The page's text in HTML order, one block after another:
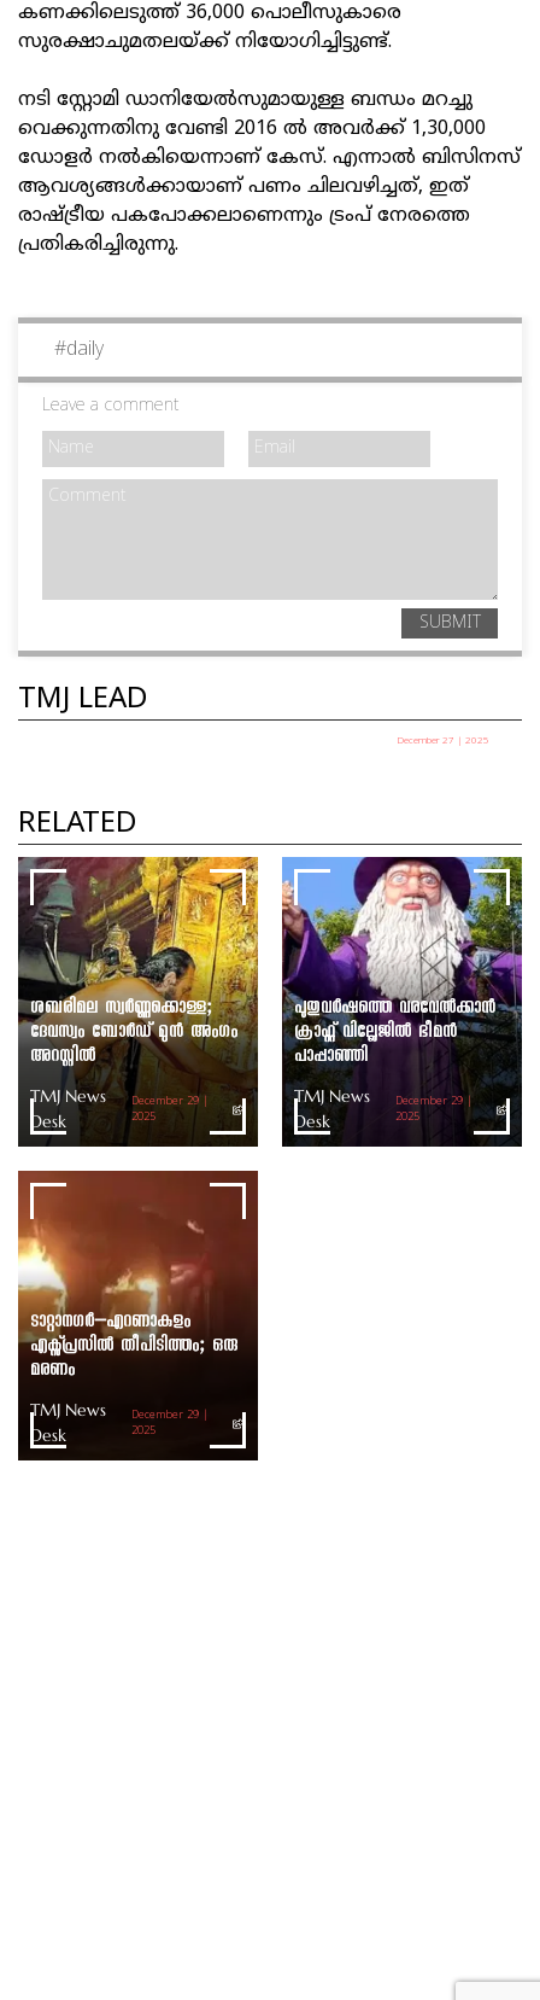
കണക്കിലെടുത്ത് 36,000 പൊലീസുകാരെ
സുരക്ഷാചുമതലയ്ക്ക് നിയോഗിച്ചിട്ടുണ്ട്.
നടി സ്റ്റോമി ഡാനിയേൽസുമായുള്ള ബന്ധം മറച്ചു
വെക്കുന്നതിനു വേണ്ടി 2016 ൽ അവർക്ക് 1,30,000
ഡോളർ നൽകിയെന്നാണ് കേസ്. എന്നാൽ ബിസിനസ്
ആവശ്യങ്ങൾക്കായാണ് പണം ചിലവഴിച്ചത്, ഇത്
രാഷ്ട്രീയ പകപോക്കലാണെന്നും ട്രംപ് നേരത്തെ
പ്രതികരിച്ചിരുന്നു.
#daily
Leave a comment
SUBMIT
TMJ LEAD
December 27 | 2025
RELATED
ശബരിമല സ്വർണ്ണക്കൊള്ള;
ദേവസ്വം ബോർഡ് മുൻ അംഗം
അറസ്റ്റിൽ
TMJ News
Desk
December 29 |
2025
പുതുവർഷത്തെ വരവേൽക്കാൻ
ക്രാഫ്റ്റ് വില്ലേജിൽ ഭീമൻ
പാപ്പാഞ്ഞി
TMJ News
Desk
December 29 |
2025
ടാറ്റാനഗർ–എറണാകുളം
എക്സ്പ്രസിൽ തീപിടിത്തം; ഒരു
മരണം
TMJ News
Desk
December 29 |
2025